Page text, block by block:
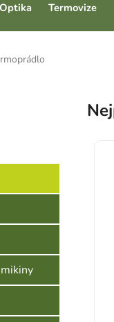
Optika Termovize